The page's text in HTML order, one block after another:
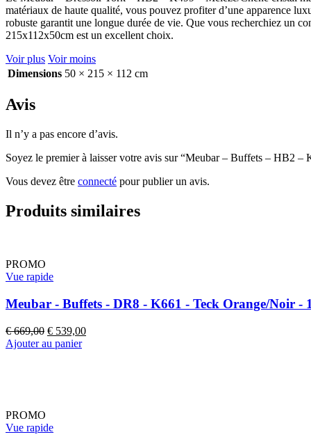
clair
-
215x112x50cm
matériaux de haute qualité, vous pouvez profiter d’une apparence
robuste garantit une longue durée de vie. Que vous recherchiez un
215x112x50cm est un excellent choix.
Voir plus Voir moins
Dimensions 50 × 215 × 112 cm
Avis
Il n’y a pas encore d’avis.
Soyez le premier à laisser votre avis sur “Meubar – Buffets – HB2
Vous devez être connecté pour publier un avis.
Produits similaires
PROMO
Vue rapide
Meubar - Buffets - DR8 - K661 - Teck Orange/Noir -
€669,00 Le
prix
€ 539,00Le
Ajouter au panier
PROMO
Vue rapide